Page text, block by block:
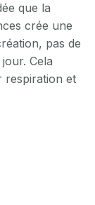
que la
crée une
pas de
Cela
respiration et